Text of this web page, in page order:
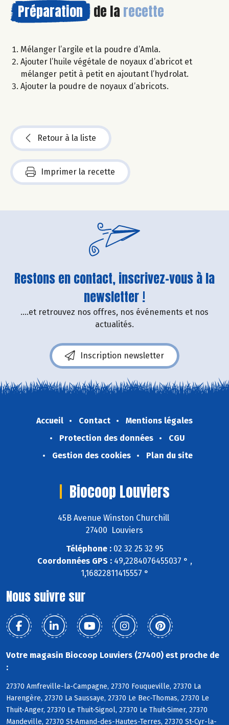
Préparation de la recette
Mélanger l’argile et la poudre d’Amla.
Ajouter l’huile végétale de noyaux d’abricot et
mélanger petit à petit en ajoutant l’hydrolat.
Ajouter la poudre de noyaux d’abricots.
Retour à la liste
Imprimer la recette
Restons en contact, inscrivez-vous à la
newsletter !
....et retrouvez nos offres, nos événements et nos
actualités.
Inscription newsletter
Accueil Contact
Mentions légales
Protection des données
CGU
Gestion des cookies
Plan du site
Biocoop Louviers
45B Avenue Winston Churchill
27400 Louviers
Téléphone :02 32 25 32 95
Coordonnées GPS :49,2284076455037 ° ,
1,16822811415557 °
Nous suivre sur
Votre magasin Biocoop Louviers (27400) est proche de
:
27370 Amfreville-la-Campagne, 27370 Fouqueville, 27370 La
Harengère, 27370 La Saussaye, 27370 Le Bec-Thomas, 27370 Le
Thuit-Anger, 27370 Le Thuit-Signol, 27370 Le Thuit-Simer, 27370
Mandeville, 27370 St-Amand-des-Hautes-Terres, 27370 St-Cyr-la-